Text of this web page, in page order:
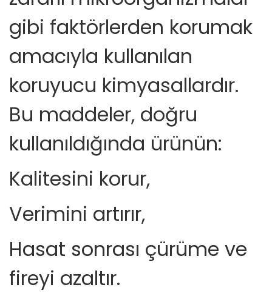
gibi faktörlerden korumak
amacıyla kullanılan
koruyucu kimyasallardır.
Bu maddeler, doğru
kullanıldığında ürünün:
Kalitesini korur,
Verimini artırır,
Hasat sonrası çürüme ve
fireyi azaltır.